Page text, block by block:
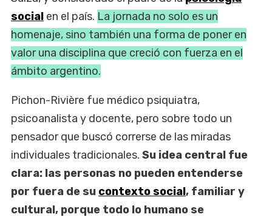
social en el país. La jornada no solo es un
homenaje, sino también una forma de poner en
valor una disciplina que creció con fuerza en el
ámbito argentino.
Pichon-Rivière fue médico psiquiatra,
psicoanalista y docente, pero sobre todo un
pensador que buscó correrse de las miradas
individuales tradicionales. Su idea central fue
clara: las personas no pueden entenderse
por fuera de su contexto social, familiar y
cultural, porque todo lo humano se